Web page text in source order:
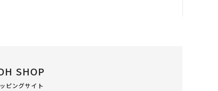
SHOP
ピングサイト